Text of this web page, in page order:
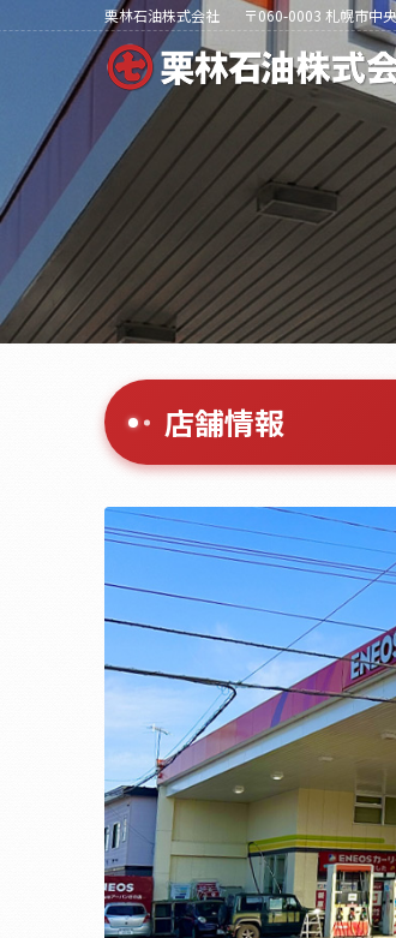
栗林石油株式会社 〒060-0003 札幌市中
店舗情報